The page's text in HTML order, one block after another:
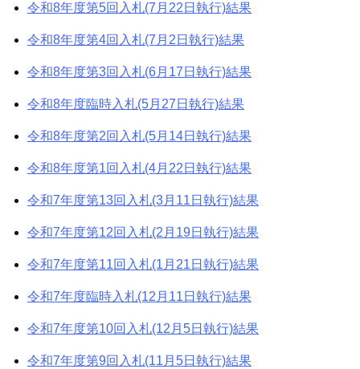
ョ
ン
令和8年度第5回入札(7月22日執行)結果
令和8年度第4回入札(7月2日執行)結果
令和8年度第3回入札(6月17日執行)結果
令和8年度臨時入札(5月27日執行)結果
令和8年度第2回入札(5月14日執行)結果
令和8年度第1回入札(4月22日執行)結果
令和7年度第13回入札(3月11日執行)結果
令和7年度第12回入札(2月19日執行)結果
令和7年度第11回入札(1月21日執行)結果
令和7年度臨時入札(12月11日執行)結果
令和7年度第10回入札(12月5日執行)結果
令和7年度第9回入札(11月5日執行)結果